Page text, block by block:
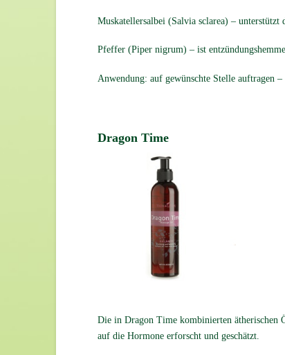
Muskatellersalbei (Salvia sclarea) –
Pfeffer (Piper nigrum) – ist
Anwendung: auf gewünschte Stelle auftragen –
Dragon Time
Die in Dragon Time kombinierten ätherischen
auf die Hormone erforscht und geschätzt.